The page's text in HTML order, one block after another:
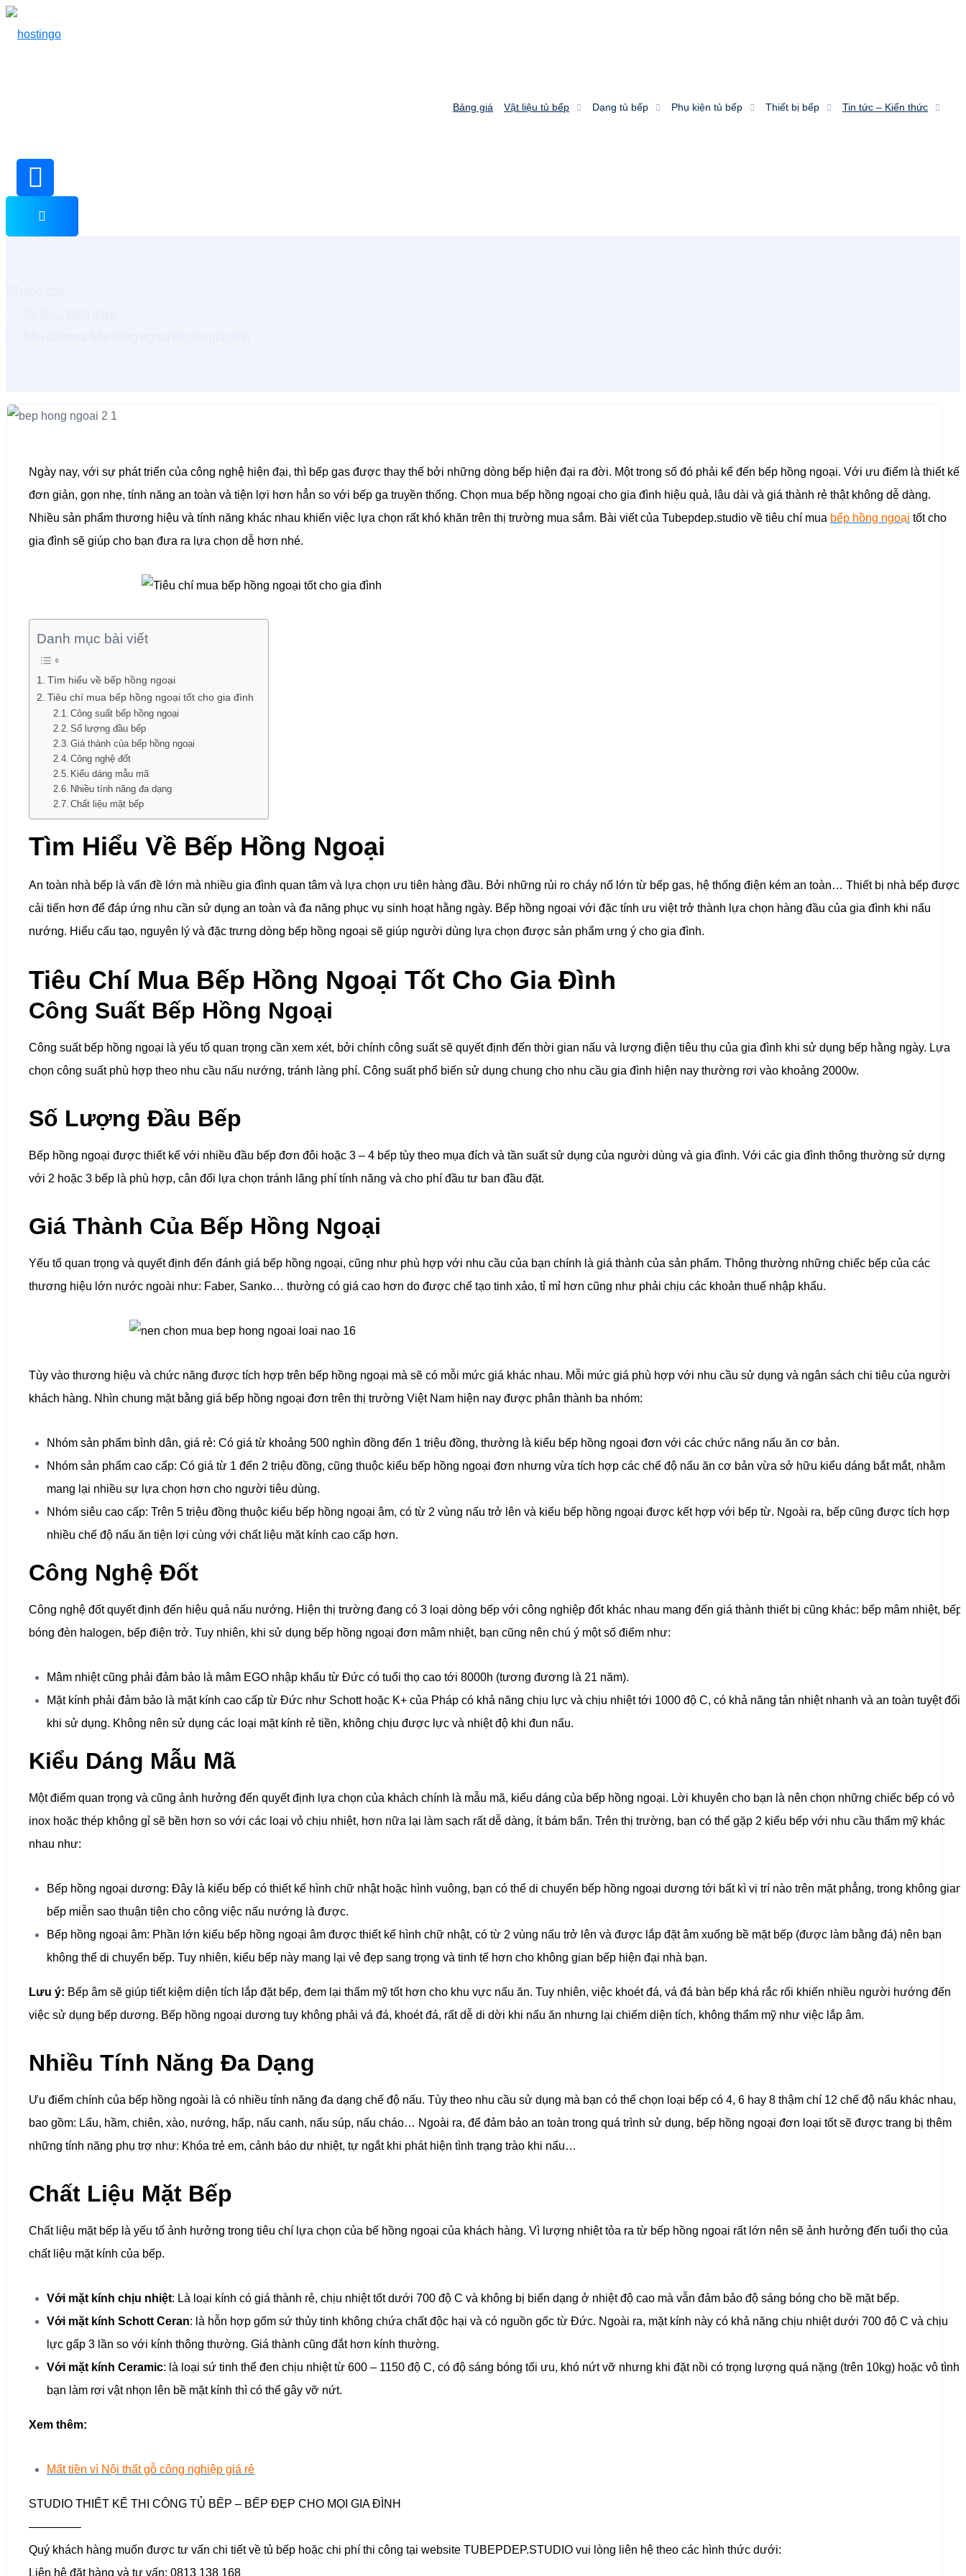
Bảng giá Vật liệu tủ bếp Dạng tủ bếp Phụ kiện tủ bếp Thiết bị bếp Tin tức – Kiến thức
Ngày nay, với sự phát triển của công nghệ hiện đại, thì bếp gas được thay thế bởi những dòng bếp hiện đại ra đời. Một trong số đó phải kể đến bếp hồng ngoại. Với ưu điểm là thiết kế
đơn giản, gọn nhẹ, tính năng an toàn và tiện lợi hơn hẳn so với bếp ga truyền thống. Chọn mua bếp hồng ngoại cho gia đình hiệu quả, lâu dài và giá thành rẻ thật không dễ dàng.
Nhiều sản phẩm thương hiệu và tính năng khác nhau khiến việc lựa chọn rất khó khăn trên thị trường mua sắm. Bài viết của Tubepdep.studio về tiêu chí mua bếp hồng ngoại tốt cho
gia đình sẽ giúp cho bạn đưa ra lựa chọn dễ hơn nhé.
Danh mục bài viết
Tìm hiểu về bếp hồng ngoại
Tiêu chí mua bếp hồng ngoại tốt cho gia đình
Công suất bếp hồng ngoại
Số lượng đầu bếp
Giá thành của bếp hồng ngoại
Công nghệ đốt
Kiểu dáng mẫu mã
Nhiều tính năng đa dạng
Chất liệu mặt bếp
Tìm Hiểu Về Bếp Hồng Ngoại
An toàn nhà bếp là vấn đề lớn mà nhiều gia đình quan tâm và lựa chọn ưu tiên hàng đầu. Bởi những rủi ro cháy nổ lớn từ bếp gas, hệ thống điện kém an toàn… Thiết bị nhà bếp được
cải tiến hơn để đáp ứng nhu cần sử dụng an toàn và đa năng phục vụ sinh hoạt hằng ngày. Bếp hồng ngoại với đặc tính ưu việt trở thành lựa chọn hàng đầu của gia đình khi nấu
nướng. Hiểu cấu tạo, nguyên lý và đặc trưng dòng bếp hồng ngoại sẽ giúp người dùng lựa chọn được sản phẩm ưng ý cho gia đình.
Tiêu Chí Mua Bếp Hồng Ngoại Tốt Cho Gia Đình
Công Suất Bếp Hồng Ngoại
Công suất bếp hồng ngoại là yếu tố quan trọng cần xem xét, bởi chính công suất sẽ quyết định đến thời gian nấu và lượng điện tiêu thụ của gia đình khi sử dụng bếp hằng ngày. Lựa
chọn công suất phù hợp theo nhu cầu nấu nướng, tránh làng phí. Công suất phổ biến sử dụng chung cho nhu cầu gia đình hiện nay thường rơi vào khoảng 2000w.
Số Lượng Đầu Bếp
Bếp hồng ngoại được thiết kế với nhiều đầu bếp đơn đôi hoặc 3 – 4 bếp tùy theo mụa đích và tần suất sử dụng của người dùng và gia đình. Với các gia đình thông thường sử dựng
với 2 hoặc 3 bếp là phù hợp, cân đối lựa chọn tránh lãng phí tính năng và cho phí đầu tư ban đầu đặt.
Giá Thành Của Bếp Hồng Ngoại
Yếu tố quan trọng và quyết định đến đánh giá bếp hồng ngoại, cũng như phù hợp với nhu cầu của bạn chính là giá thành của sản phẩm. Thông thường những chiếc bếp của các
thương hiệu lớn nước ngoài như: Faber, Sanko… thường có giá cao hơn do được chế tạo tinh xảo, tỉ mỉ hơn cũng như phải chịu các khoản thuế nhập khẩu.
Tùy vào thương hiệu và chức năng được tích hợp trên bếp hồng ngoại mà sẽ có mỗi mức giá khác nhau. Mỗi mức giá phù hợp với nhu cầu sử dụng và ngân sách chi tiêu của người
khách hàng. Nhìn chung mặt bằng giá bếp hồng ngoại đơn trên thị trường Việt Nam hiện nay được phân thành ba nhóm:
Nhóm sản phẩm bình dân, giá rẻ: Có giá từ khoảng 500 nghìn đồng đến 1 triệu đồng, thường là kiểu bếp hồng ngoại đơn với các chức năng nấu ăn cơ bản.
Nhóm sản phẩm cao cấp: Có giá từ 1 đến 2 triệu đồng, cũng thuộc kiểu bếp hồng ngoại đơn nhưng vừa tích hợp các chế độ nấu ăn cơ bản vừa sở hữu kiểu dáng bắt mắt, nhằm
mang lại nhiều sự lựa chọn hơn cho người tiêu dùng.
Nhóm siêu cao cấp: Trên 5 triệu đồng thuộc kiểu bếp hồng ngoại âm, có từ 2 vùng nấu trở lên và kiểu bếp hồng ngoại được kết hợp với bếp từ. Ngoài ra, bếp cũng được tích hợp
nhiều chế độ nấu ăn tiện lợi cùng với chất liệu mặt kính cao cấp hơn.
Công Nghệ Đốt
Công nghệ đốt quyết định đến hiệu quả nấu nướng. Hiện thị trường đang có 3 loại dòng bếp với công nghiệp đốt khác nhau mang đến giá thành thiết bị cũng khác: bếp mâm nhiệt, bếp
bóng đèn halogen, bếp điện trở. Tuy nhiên, khi sử dụng bếp hồng ngoại đơn mâm nhiệt, bạn cũng nên chú ý một số điểm như:
Mâm nhiệt cũng phải đảm bảo là mâm EGO nhập khẩu từ Đức có tuổi thọ cao tới 8000h (tương đương là 21 năm).
Mặt kính phải đảm bảo là mặt kính cao cấp từ Đức như Schott hoặc K+ của Pháp có khả năng chịu lực và chịu nhiệt tới 1000 độ C, có khả năng tản nhiệt nhanh và an toàn tuyệt đối
khi sử dụng. Không nên sử dụng các loại mặt kính rẻ tiền, không chịu được lực và nhiệt độ khi đun nấu.
Kiểu Dáng Mẫu Mã
Một điểm quan trọng và cũng ảnh hưởng đến quyết định lựa chọn của khách chính là mẫu mã, kiểu dáng của bếp hồng ngoại. Lời khuyên cho bạn là nên chọn những chiếc bếp có vỏ
inox hoặc thép không gỉ sẽ bền hơn so với các loại vỏ chịu nhiệt, hơn nữa lại làm sạch rất dễ dàng, ít bám bẩn. Trên thị trường, bạn có thể gặp 2 kiểu bếp với nhu cầu thẩm mỹ khác
nhau như:
Bếp hồng ngoại dương: Đây là kiểu bếp có thiết kế hình chữ nhật hoặc hình vuông, bạn có thể di chuyển bếp hồng ngoại dương tới bất kì vị trí nào trên mặt phẳng, trong không gian
bếp miễn sao thuận tiện cho công việc nấu nướng là được.
Bếp hồng ngoại âm: Phần lớn kiểu bếp hồng ngoại âm được thiết kế hình chữ nhật, có từ 2 vùng nấu trở lên và được lắp đặt âm xuống bề mặt bếp (được làm bằng đá) nên bạn
không thể di chuyển bếp. Tuy nhiên, kiểu bếp này mang lại vẻ đẹp sang trọng và tinh tế hơn cho không gian bếp hiện đại nhà bạn.
Lưu ý: Bếp âm sẽ giúp tiết kiệm diện tích lắp đặt bếp, đem lại thẩm mỹ tốt hơn cho khu vực nấu ăn. Tuy nhiên, việc khoét đá, vá đá bàn bếp khá rắc rối khiến nhiều người hướng đến
việc sử dụng bếp dương. Bếp hồng ngoại dương tuy không phải vá đá, khoét đá, rất dễ di dời khi nấu ăn nhưng lại chiếm diện tích, không thẩm mỹ như việc lắp âm.
Nhiều Tính Năng Đa Dạng
Ưu điểm chính của bếp hồng ngoài là có nhiều tính năng đa dạng chế độ nấu. Tùy theo nhu cầu sử dụng mà bạn có thể chọn loại bếp có 4, 6 hay 8 thậm chí 12 chế độ nấu khác nhau,
bao gồm: Lẩu, hầm, chiên, xào, nướng, hấp, nấu canh, nấu súp, nấu cháo… Ngoài ra, để đảm bảo an toàn trong quá trình sử dụng, bếp hồng ngoại đơn loại tốt sẽ được trang bị thêm
những tính năng phụ trợ như: Khóa trẻ em, cảnh báo dư nhiệt, tự ngắt khi phát hiện tình trạng trào khi nấu…
Chất Liệu Mặt Bếp
Chất liệu mặt bếp là yếu tố ảnh hưởng trong tiêu chí lựa chọn của bế hồng ngoại của khách hàng. Vì lượng nhiệt tỏa ra từ bếp hồng ngoại rất lớn nên sẽ ảnh hưởng đến tuổi thọ của
chất liệu mặt kính của bếp.
Với mặt kính chịu nhiệt: Là loại kính có giá thành rẻ, chịu nhiệt tốt dưới 700 độ C và không bị biến dạng ở nhiệt độ cao mà vẫn đảm bảo độ sáng bóng cho bề mặt bếp.
Với mặt kính Schott Ceran: là hỗn hợp gốm sứ thủy tinh không chứa chất độc hại và có nguồn gốc từ Đức. Ngoài ra, mặt kính này có khả năng chịu nhiệt dưới 700 độ C và chịu
lực gấp 3 lần so với kính thông thường. Giá thành cũng đắt hơn kính thường.
Với mặt kính Ceramic: là loại sứ tinh thể đen chịu nhiệt từ 600 – 1150 độ C, có độ sáng bóng tối ưu, khó nứt vỡ nhưng khi đặt nồi có trọng lượng quá nặng (trên 10kg) hoặc vô tình
bạn làm rơi vật nhọn lên bề mặt kính thì có thể gây vỡ nứt.
Xem thêm:
Mất tiền vì Nội thất gỗ công nghiệp giá rẻ
STUDIO THIẾT KẾ THI CÔNG TỦ BẾP – BẾP ĐẸP CHO MỌI GIA ĐÌNH
————–
Quý khách hàng muốn được tư vấn chi tiết về tủ bếp hoặc chi phí thi công tại website TUBEPDEP.STUDIO vui lòng liên hệ theo các hình thức dưới:
Liên hệ đặt hàng và tư vấn: 0813 138 168